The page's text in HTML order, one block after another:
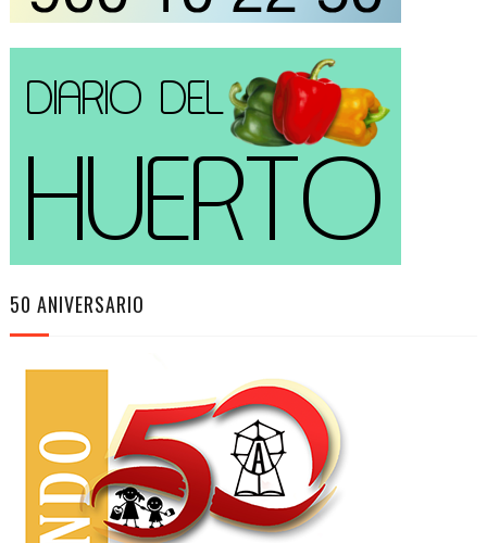
50 ANIVERSARIO